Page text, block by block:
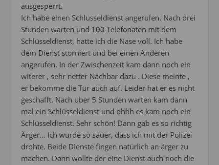
ausgesperrt.
Ich habe einen Schlüsseldienst angerufen. Nach drei
Stunden warten und 100 Telefonaten mit dem
Schlüsseldienst, hatte ich die Nase voll. Ich habe
dem Dienst storniert und bei einen Anderen
angerufen. In der Zwischenzeit kam dann noch ein
witerer , sehr netter Nachbar dazu . Diese meinte ,
er bekomme die Tür auch auf. Leider hat er es nicht
geschafft. Nach über 5 Stunden warten kam dann
mal ein Schlüsseldienst und ohhh es kam noch ein
Schlüsseldienst. Sehr schön! Dann gab es so richtig
Ärger… Ich wurde so sauer, dass ich mit der Polizei
drohte. Beide Dienste fingen natürlich an ärger zu
machen. Dann wollte der eine Dienst auch noch die